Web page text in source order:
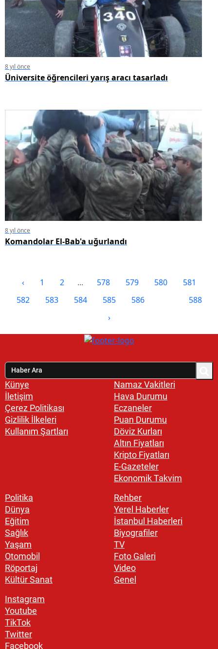
8 yıl önce
Üniversite öğrencileri yarış aracı tasarladı
8 yıl önce
Komandolar El-Bab'a uğurlandı
‹ 1 2 ... 578 579 580
581
582
583 584 585 586
588
›
Künye
İletişim
Çerez Politikası
Gizlilik İlkeleri
Kullanım Şartları
Namaz Vakitleri
Hava Durumu
Eczaneler
Puan Durumu
Döviz Kurları
Altın Fiyatları
Kripto Fiyatları
E-Gazeteler
Ekonomik Takvim
Politika
Dünya
Eğitim
Sağlık
Yaşam
Otomobil
Röportaj
Kültür Sanat
Rehber
Yerel Haberler
İstanbul Haberleri
Biyografiler
TV
Foto Galeri
Video
Genel
Instagram
Youtube
TikTok
Twitter
Facebook